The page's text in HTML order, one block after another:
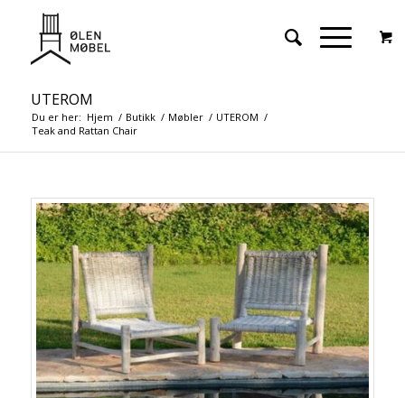
UTEROM
Du er her: Hjem / Butikk / Møbler / UTEROM /
Teak and Rattan Chair